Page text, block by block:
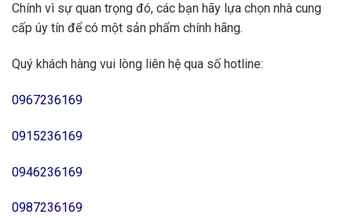
Chính vì sự quan trọng đó, các bạn hãy lựa chọn nhà cung
cấp úy tín để có một sản phẩm chính hãng.
Quý khách hàng vui lòng liên hệ qua số hotline:
0967236169
0915236169
0946236169
0987236169